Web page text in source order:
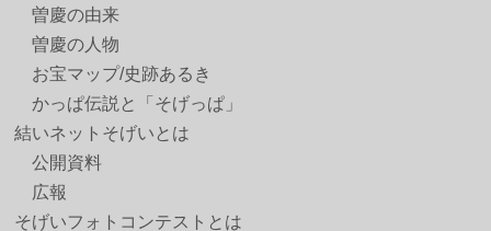
曽慶の由来
曽慶の人物
お宝マップ/史跡あるき
かっぱ伝説と「そげっぱ」
結いネットそげいとは
公開資料
広報
そげいフォトコンテストとは